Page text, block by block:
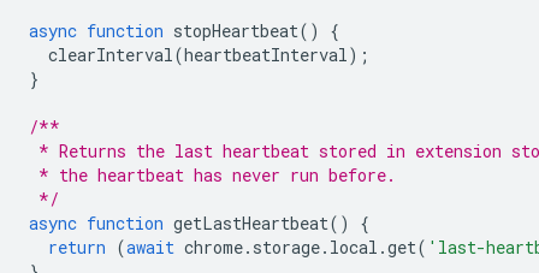
async function stopHeartbeat()
{
clearInterval(heartbeatInterval);
}
/**
* Returns the last heartbeat stored in extension
* the heartbeat has never run before.
*/
async function getLastHeartbeat()
{
return (await chrome. storage. local .get( 'last-